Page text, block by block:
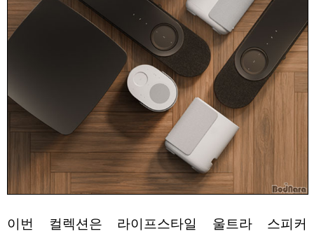
이번 컬렉션은 라이프스타일 울트라 스피커